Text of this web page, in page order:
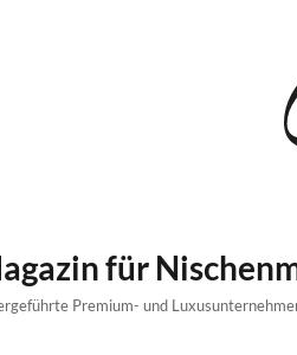
für
Premium- und